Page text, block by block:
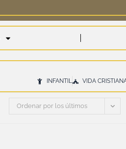
INFANTIL VIDA
Ordenar por los últimos